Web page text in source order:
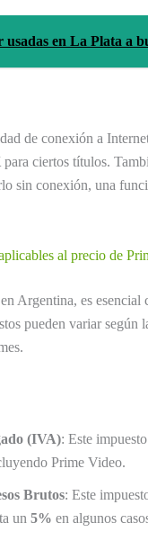
en La Plata a
de conexión a
para ciertos títulos.
sin conexión, una
al precio de
en Argentina, es esencial
pueden variar
(IVA): Este
Prime Video.
Brutos: Este
un 5% en algunos